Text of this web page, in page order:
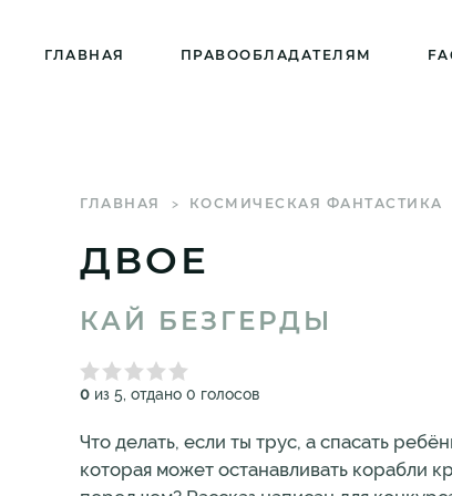
ГЛАВНАЯ ПРАВООБЛАДАТЕЛЯМ
ГЛАВНАЯ КОСМИЧЕСКАЯ ФАНТАСТИКА
ДВОЕ
КАЙ БЕЗГЕРДЫ
0 из 5, отдано 0 голосов
Что делать, если ты трус, а спасать
которая может останавливать корабли